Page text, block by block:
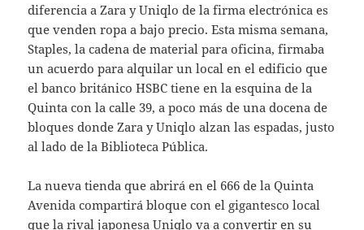
diferencia a Zara y Uniqlo de la firma electrónica es
que venden ropa a bajo precio. Esta misma semana,
Staples, la cadena de material para oficina, firmaba
un acuerdo para alquilar un local en el edificio que
el banco británico HSBC tiene en la esquina de la
Quinta con la calle 39, a poco más de una docena de
bloques donde Zara y Uniqlo alzan las espadas, justo
al lado de la Biblioteca Pública.
La nueva tienda que abrirá en el 666 de la Quinta
Avenida compartirá bloque con el gigantesco local
que la rival japonesa Uniqlo va a convertir en su